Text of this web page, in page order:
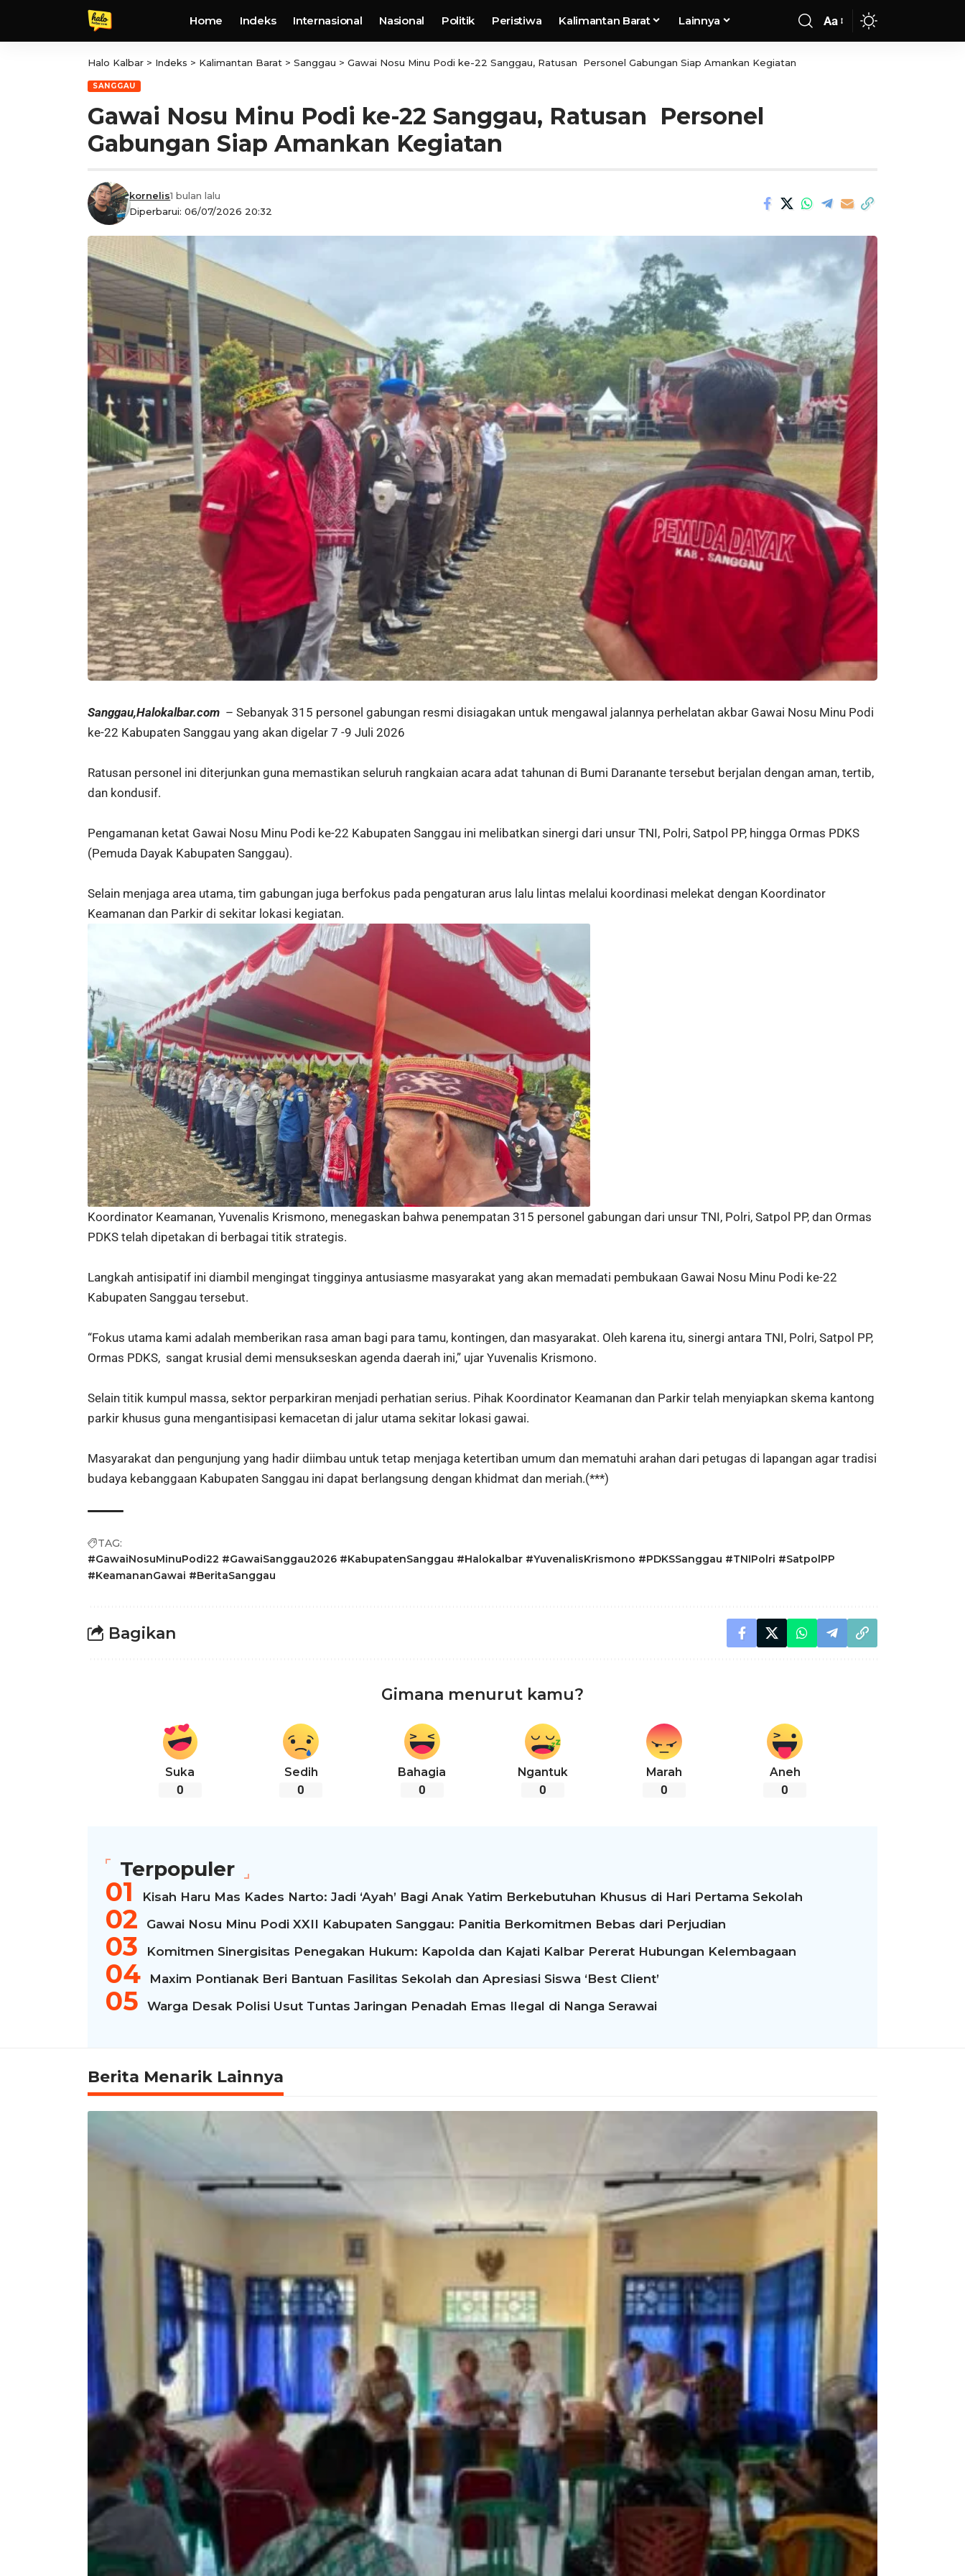
Home Indeks Internasional Nasional Politik Peristiwa Kalimantan Barat Lainnya Aa
Halo Kalbar > Indeks > Kalimantan Barat > Sanggau > Gawai Nosu Minu Podi ke-22 Sanggau, Ratusan Personel Gabungan Siap Amankan Kegiatan
SANGGAU
Gawai Nosu Minu Podi ke-22 Sanggau, Ratusan Personel
Gabungan Siap Amankan Kegiatan
Diperbarui: 06/07/2026 20:32
kornelis1 bulan lalu
Sanggau,Halokalbar.com – Sebanyak 315 personel gabungan resmi disiagakan untuk mengawal jalannya perhelatan akbar Gawai Nosu Minu Podi
ke-22 Kabupaten Sanggau yang akan digelar 7 -9 Juli 2026
Ratusan personel ini diterjunkan guna memastikan seluruh rangkaian acara adat tahunan di Bumi Daranante tersebut berjalan dengan aman, tertib,
dan kondusif.
Pengamanan ketat Gawai Nosu Minu Podi ke-22 Kabupaten Sanggau ini melibatkan sinergi dari unsur TNI, Polri, Satpol PP, hingga Ormas PDKS
(Pemuda Dayak Kabupaten Sanggau).
Selain menjaga area utama, tim gabungan juga berfokus pada pengaturan arus lalu lintas melalui koordinasi melekat dengan Koordinator
Keamanan dan Parkir di sekitar lokasi kegiatan.
Koordinator Keamanan, Yuvenalis Krismono, menegaskan bahwa penempatan 315 personel gabungan dari unsur TNI, Polri, Satpol PP, dan Ormas
PDKS telah dipetakan di berbagai titik strategis.
Langkah antisipatif ini diambil mengingat tingginya antusiasme masyarakat yang akan memadati pembukaan Gawai Nosu Minu Podi ke-22
Kabupaten Sanggau tersebut.
“Fokus utama kami adalah memberikan rasa aman bagi para tamu, kontingen, dan masyarakat. Oleh karena itu, sinergi antara TNI, Polri, Satpol PP,
Ormas PDKS, sangat krusial demi mensukseskan agenda daerah ini,” ujar Yuvenalis Krismono.
Selain titik kumpul massa, sektor perparkiran menjadi perhatian serius. Pihak Koordinator Keamanan dan Parkir telah menyiapkan skema kantong
parkir khusus guna mengantisipasi kemacetan di jalur utama sekitar lokasi gawai.
Masyarakat dan pengunjung yang hadir diimbau untuk tetap menjaga ketertiban umum dan mematuhi arahan dari petugas di lapangan agar tradisi
budaya kebanggaan Kabupaten Sanggau ini dapat berlangsung dengan khidmat dan meriah.(***)
TAG:
#GawaiNosuMinuPodi22 #GawaiSanggau2026 #KabupatenSanggau #Halokalbar #YuvenalisKrismono #PDKSSanggau #TNIPolri #SatpolPP
#KeamananGawai #BeritaSanggau
Bagikan
Gimana menurut kamu?
Suka
0
Sedih
0
Bahagia
0
Ngantuk
0
Marah
0
Aneh
0
Terpopuler
Kisah Haru Mas Kades Narto: Jadi ‘Ayah’ Bagi Anak Yatim Berkebutuhan Khusus di Hari Pertama Sekolah
Gawai Nosu Minu Podi XXII Kabupaten Sanggau: Panitia Berkomitmen Bebas dari Perjudian
Komitmen Sinergisitas Penegakan Hukum: Kapolda dan Kajati Kalbar Pererat Hubungan Kelembagaan
Maxim Pontianak Beri Bantuan Fasilitas Sekolah dan Apresiasi Siswa ‘Best Client’
Warga Desak Polisi Usut Tuntas Jaringan Penadah Emas Ilegal di Nanga Serawai
Berita Menarik Lainnya